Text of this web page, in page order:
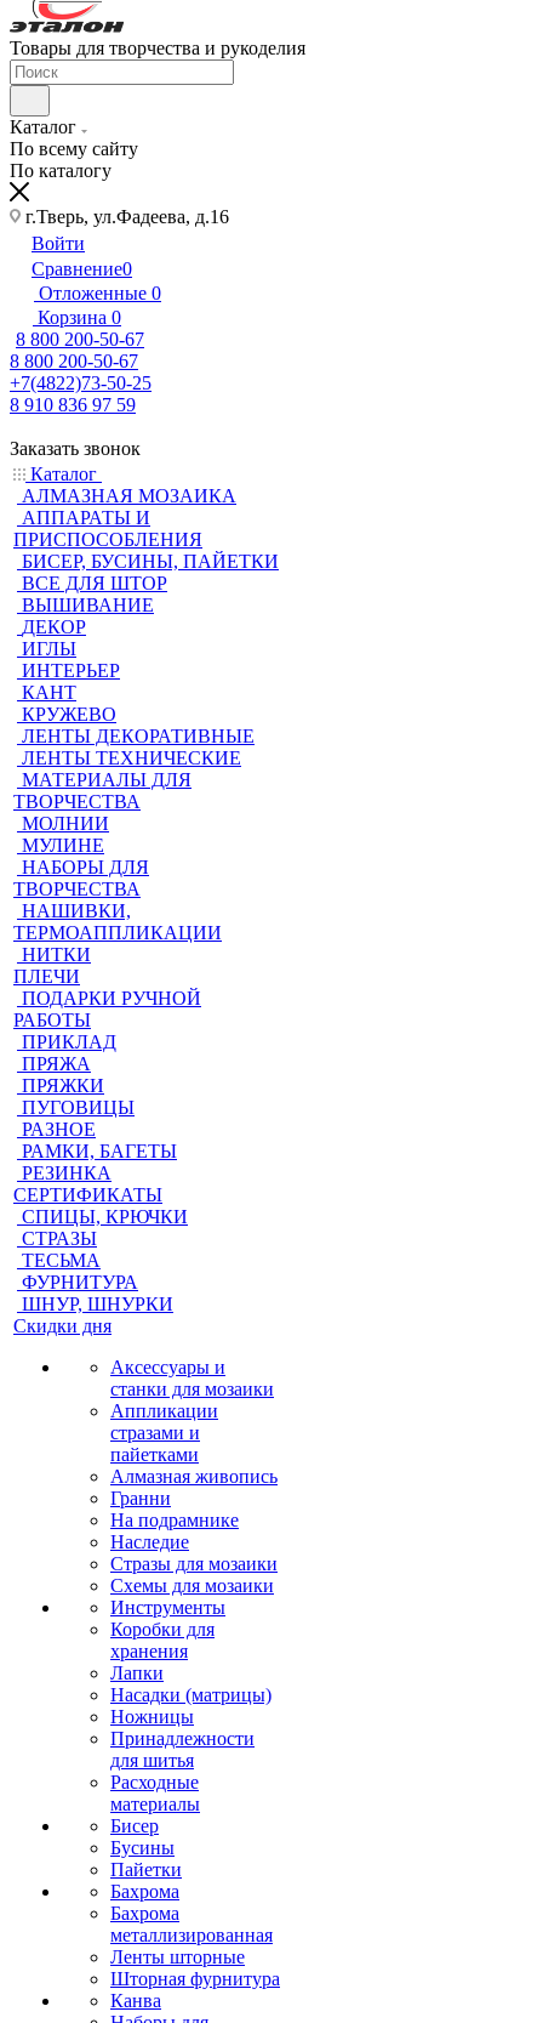
Товары для творчества и рукоделия
Каталог
По всему сайту
По каталогу
г.Тверь, ул.Фадеева, д.16
Войти
Сравнение0
Отложенные 0
Корзина 0
8 800 200-50-67
8 800 200-50-67
+7(4822)73-50-25
8 910 836 97 59
Заказать звонок
Каталог
АЛМАЗНАЯ МОЗАИКА
АППАРАТЫ И
ПРИСПОСОБЛЕНИЯ
БИСЕР, БУСИНЫ, ПАЙЕТКИ
ВСЕ ДЛЯ ШТОР
ВЫШИВАНИЕ
ДЕКОР
ИГЛЫ
ИНТЕРЬЕР
КАНТ
КРУЖЕВО
ЛЕНТЫ ДЕКОРАТИВНЫЕ
ЛЕНТЫ ТЕХНИЧЕСКИЕ
МАТЕРИАЛЫ ДЛЯ
ТВОРЧЕСТВА
МОЛНИИ
МУЛИНЕ
НАБОРЫ ДЛЯ
ТВОРЧЕСТВА
НАШИВКИ,
ТЕРМОАППЛИКАЦИИ
НИТКИ
ПЛЕЧИ
ПОДАРКИ РУЧНОЙ
РАБОТЫ
ПРИКЛАД
ПРЯЖА
ПРЯЖКИ
ПУГОВИЦЫ
РАЗНОЕ
РАМКИ, БАГЕТЫ
РЕЗИНКА
СЕРТИФИКАТЫ
СПИЦЫ, КРЮЧКИ
СТРАЗЫ
ТЕСЬМА
ФУРНИТУРА
ШНУР, ШНУРКИ
Скидки дня
Аксессуары и
станки для мозаики
Аппликации
стразами и
пайетками
Алмазная живопись
Гранни
На подрамнике
Наследие
Стразы для мозаики
Схемы для мозаики
Инструменты
Коробки для
хранения
Лапки
Насадки (матрицы)
Ножницы
Принадлежности
для шитья
Расходные
материалы
Бисер
Бусины
Пайетки
Бахрома
Бахрома
металлизированная
Ленты шторные
Шторная фурнитура
Канва